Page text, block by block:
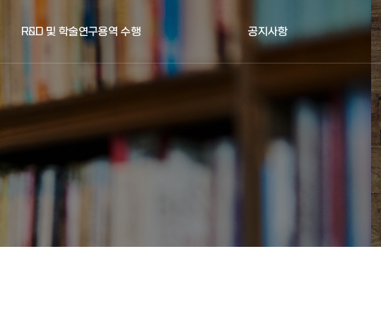
R&D 및 학술연구용역 수행 공지사항